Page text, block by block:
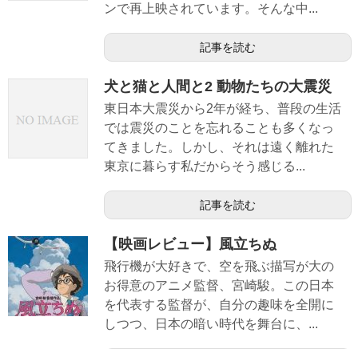
ンで再上映されています。そんな中...
記事を読む
犬と猫と人間と2 動物たちの大震災
東日本大震災から2年が経ち、普段の生活
では震災のことを忘れることも多くなっ
てきました。しかし、それは遠く離れた
東京に暮らす私だからそう感じる...
記事を読む
【映画レビュー】風立ちぬ
飛行機が大好きで、空を飛ぶ描写が大の
お得意のアニメ監督、宮崎駿。この日本
を代表する監督が、自分の趣味を全開に
しつつ、日本の暗い時代を舞台に、...